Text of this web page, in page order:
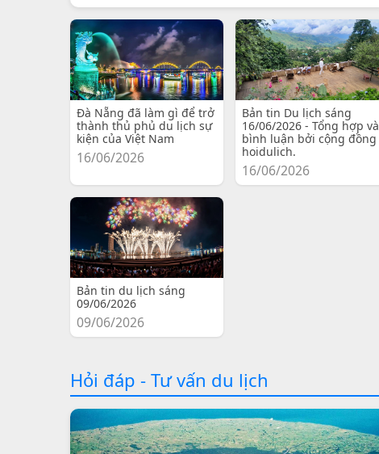
Đà Nẵng đã làm gì để trở
thành thủ phủ du lịch sự
kiện của Việt Nam
16/06/2026
Bản tin Du lịch sáng
16/06/2026 - Tổng hợp và
bình luận bởi cộng đồng
hoidulich.
16/06/2026
Bản tin du lịch sáng
09/06/2026
09/06/2026
Hỏi đáp - Tư vấn du lịch